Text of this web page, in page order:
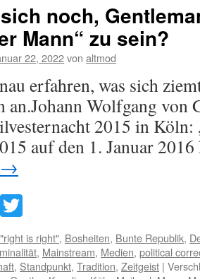
noch,
Mann“ zu sein?
22, 2022von altmod
erfahren, was sich
an.Johann Wolfgang von
2015 in
auf den 1. Januar
→
Telegram
"right is right", Bosheiten, Bunte Republik,
, Mainstream, Medien, political
, Standpunkt, Tradition, Zeitgeist |